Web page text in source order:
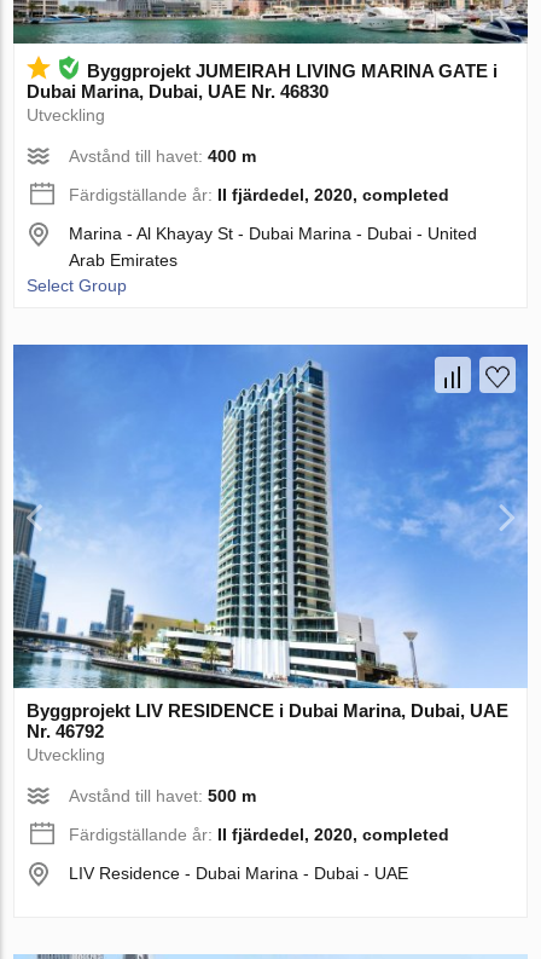
Byggprojekt JUMEIRAH LIVING MARINA GATE i
Dubai Marina, Dubai, UAE Nr. 46830
Utveckling
Avstånd till havet:400 m
Färdigställande år: II fjärdedel, 2020, completed
Marina - Al Khayay St - Dubai Marina - Dubai - United
Arab Emirates
Select Group
Byggprojekt LIV RESIDENCE i Dubai Marina, Dubai, UAE
Nr. 46792
Utveckling
Avstånd till havet:500 m
Färdigställande år: II fjärdedel, 2020, completed
LIV Residence - Dubai Marina - Dubai - UAE